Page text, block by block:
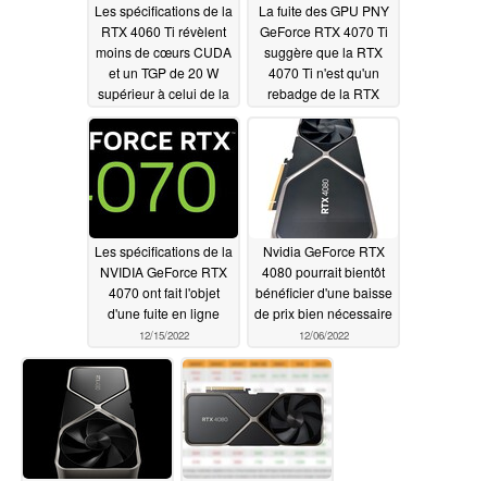
Les spécifications de la
RTX 4060 Ti révèlent
moins de cœurs CUDA
et un TGP de 20 W
supérieur à celui de la
RTX 3060 Ti12/15/2022
La fuite des GPU PNY
GeForce RTX 4070 Ti
suggère que la RTX
4070 Ti n'est qu'un
rebadge de la RTX
4080 12 Go12/15/2022
Les spécifications de la
NVIDIA GeForce RTX
4070 ont fait l'objet
d'une fuite en ligne
12/15/2022
Nvidia GeForce RTX
4080 pourrait bientôt
bénéficier d'une baisse
de prix bien nécessaire
12/06/2022